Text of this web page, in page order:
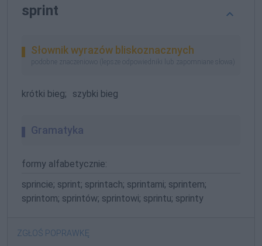
sprint
Słownik wyrazów bliskoznacznych
podobne znaczeniowo (lepsze odpowiedniki lub zapomniane słowa)
krótki bieg; szybki bieg
Gramatyka
formy alfabetycznie:
sprincie; sprint; sprintach; sprintami; sprintem;
sprintom; sprintów; sprintowi; sprintu; sprinty
ZGŁOŚ POPRAWKĘ